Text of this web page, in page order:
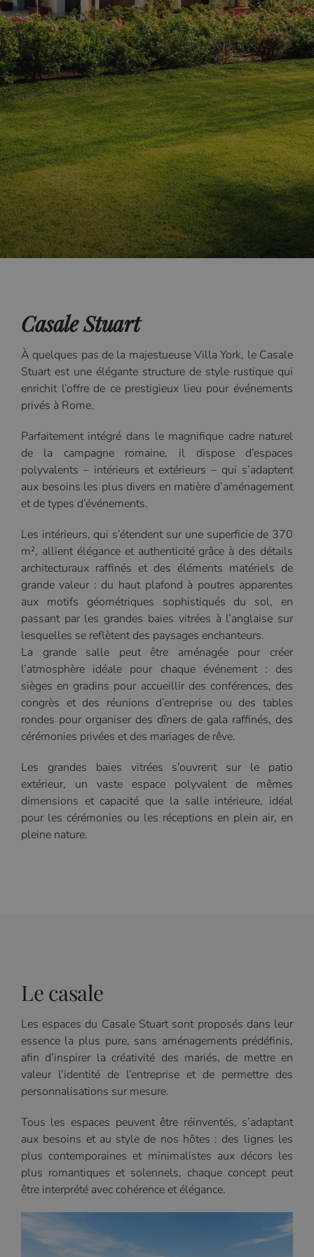
Casale Stuart
À quelques pas de la majestueuse Villa York, le Casale
Stuart est une élégante structure de style rustique qui
enrichit l’offre de ce prestigieux lieu pour événements
privés à Rome.
Parfaitement intégré dans le magnifique cadre naturel
de la campagne romaine, il dispose d’espaces
polyvalents – intérieurs et extérieurs – qui s’adaptent
aux besoins les plus divers en matière d’aménagement
et de types d’événements.
Les intérieurs, qui s’étendent sur une superficie de 370
m², allient élégance et authenticité grâce à des détails
architecturaux raffinés et des éléments matériels de
grande valeur : du haut plafond à poutres apparentes
aux motifs géométriques sophistiqués du sol, en
passant par les grandes baies vitrées à l’anglaise sur
lesquelles se reflètent des paysages enchanteurs.
La grande salle peut être aménagée pour créer
l’atmosphère idéale pour chaque événement : des
sièges en gradins pour accueillir des conférences, des
congrès et des réunions d’entreprise ou des tables
rondes pour organiser des dîners de gala raffinés, des
cérémonies privées et des mariages de rêve.
Les grandes baies vitrées s’ouvrent sur le patio
extérieur, un vaste espace polyvalent de mêmes
dimensions et capacité que la salle intérieure, idéal
pour les cérémonies ou les réceptions en plein air, en
pleine nature.
Le casale
Les espaces du Casale Stuart sont proposés dans leur
essence la plus pure, sans aménagements prédéfinis,
afin d’inspirer la créativité des mariés, de mettre en
valeur l’identité de l’entreprise et de permettre des
personnalisations sur mesure.
Tous les espaces peuvent être réinventés, s’adaptant
aux besoins et au style de nos hôtes : des lignes les
plus contemporaines et minimalistes aux décors les
plus romantiques et solennels, chaque concept peut
être interprété avec cohérence et élégance.